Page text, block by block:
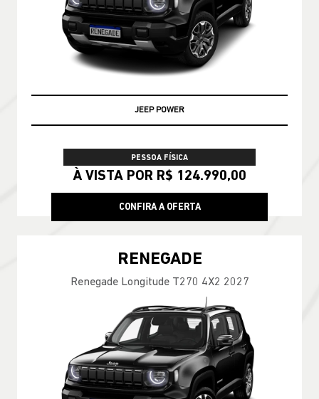
JEEP POWER
PESSOA FÍSICA
À VISTA POR R$ 124.990,00
CONFIRA A OFERTA
RENEGADE
Renegade Longitude T270 4X2 2027